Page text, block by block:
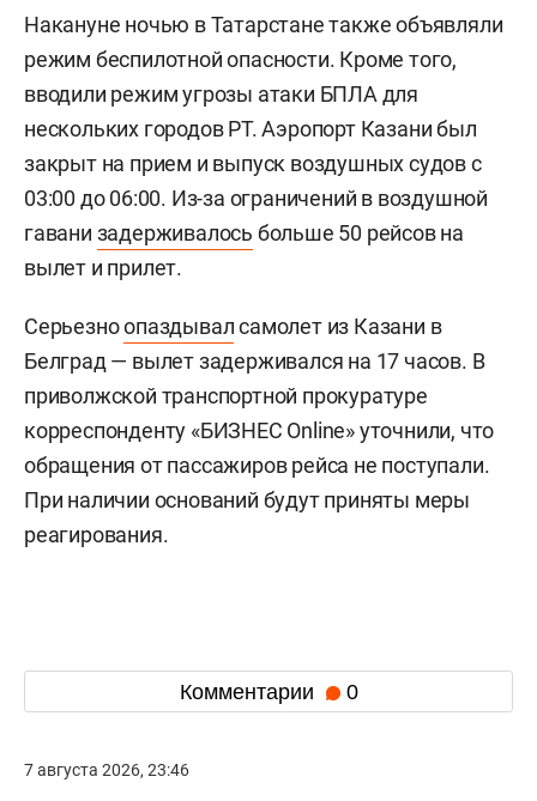
Накануне ночью в Татарстане также объявляли
режим беспилотной опасности. Кроме того,
вводили режим угрозы атаки БПЛА для
нескольких городов РТ. Аэропорт Казани был
закрыт на прием и выпуск воздушных судов с
03:00 до 06:00. Из-за ограничений в воздушной
гавани задерживалось больше 50 рейсов на
вылет и прилет.
Серьезноопаздывалсамолет из Казани в
Белград — вылет задерживался на 17 часов. В
приволжской транспортной прокуратуре
корреспонденту «БИЗНЕС Online» уточнили, что
обращения от пассажиров рейса не поступали.
При наличии оснований будут приняты меры
реагирования.
Комментарии 0
7 августа 2026, 23:46